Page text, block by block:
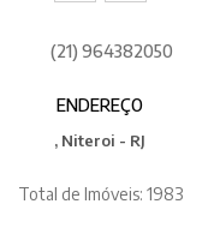
(21) 964382050
ENDEREÇO
, Niteroi - RJ
Total de Imóveis: 1983